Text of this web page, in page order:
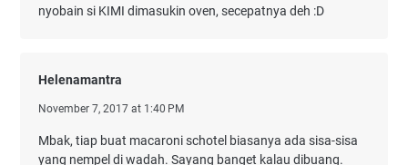
nyobain si KIMI dimasukin oven, secepatnya deh :D
Helenamantra
November 7, 2017 at 1:40 PM
Mbak, tiap buat macaroni schotel biasanya ada sisa-sisa
yang nempel di wadah. Sayang banget kalau dibuang.